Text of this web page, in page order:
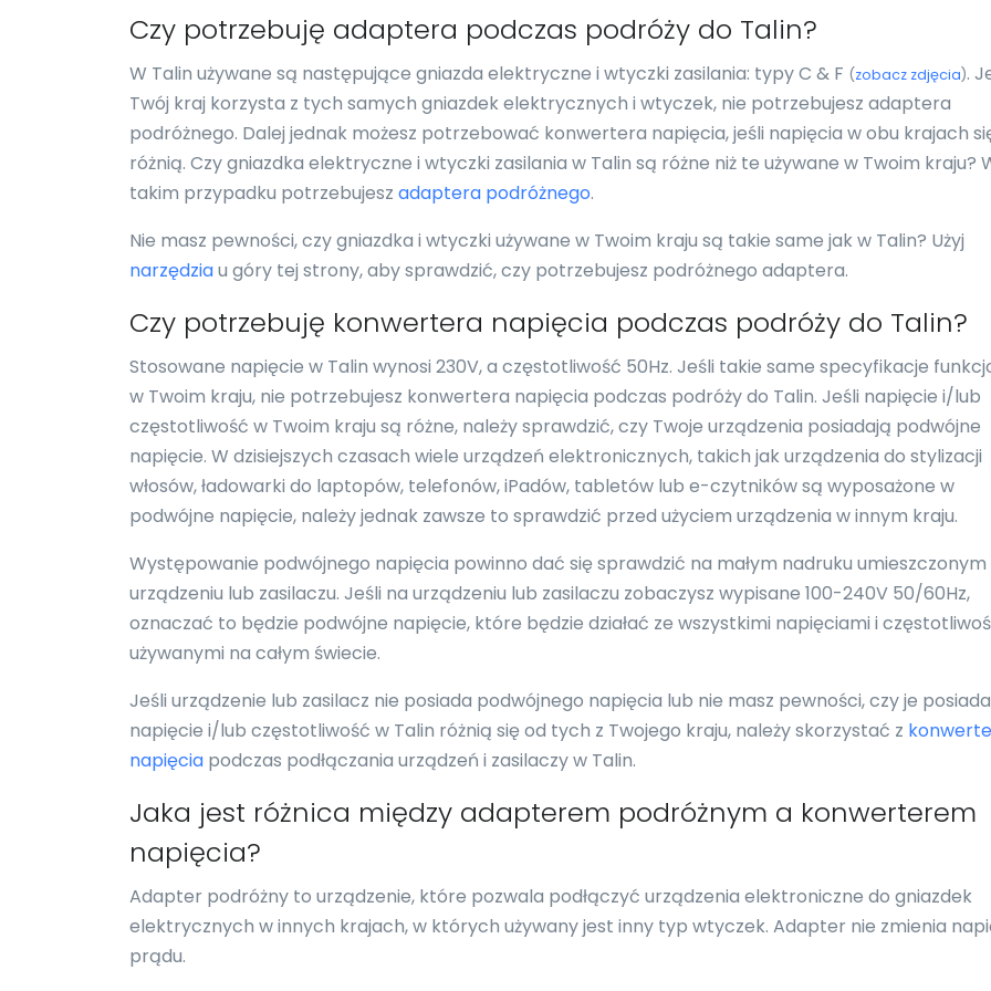
Czy potrzebuję adaptera podczas podróży do Talin?
W Talin używane są następujące gniazda elektryczne i wtyczki zasilania: typy C & F (zobacz zdjęcia).
Twój kraj korzysta z tych samych gniazdek elektrycznych i wtyczek, nie potrzebujesz adaptera
podróżnego. Dalej jednak możesz potrzebować konwertera napięcia, jeśli napięcia w obu krajach
różnią. Czy gniazdka elektryczne i wtyczki zasilania w Talin są różne niż te używane w Twoim kraju?
takim przypadku potrzebujesz adaptera podróżnego.
Nie masz pewności, czy gniazdka i wtyczki używane w Twoim kraju są takie same jak w Talin? Użyj
narzędziau góry tej strony, aby sprawdzić, czy potrzebujesz podróżnego adaptera.
Czy potrzebuję konwertera napięcia podczas podróży do Talin?
Stosowane napięcie w Talin wynosi 230V, a częstotliwość 50Hz. Jeśli takie same specyfikacje
w Twoim kraju, nie potrzebujesz konwertera napięcia podczas podróży do Talin. Jeśli napięcie i/lub
częstotliwość w Twoim kraju są różne, należy sprawdzić, czy Twoje urządzenia posiadają podwójne
napięcie. W dzisiejszych czasach wiele urządzeń elektronicznych, takich jak urządzenia do stylizacji
włosów, ładowarki do laptopów, telefonów, iPadów, tabletów lub e-czytników są wyposażone w
podwójne napięcie, należy jednak zawsze to sprawdzić przed użyciem urządzenia w innym kraju.
Występowanie podwójnego napięcia powinno dać się sprawdzić na małym nadruku umieszczonym
urządzeniu lub zasilaczu. Jeśli na urządzeniu lub zasilaczu zobaczysz wypisane 100-240V 50/60Hz,
oznaczać to będzie podwójne napięcie, które będzie działać ze wszystkimi napięciami i
używanymi na całym świecie.
Jeśli urządzenie lub zasilacz nie posiada podwójnego napięcia lub nie masz pewności, czy je
napięcie i/lub częstotliwość w Talin różnią się od tych z Twojego kraju, należy skorzystać z
napięcia podczas podłączania urządzeń i zasilaczy w Talin.
Jaka jest różnica między adapterem podróżnym a konwerterem
napięcia?
Adapter podróżny to urządzenie, które pozwala podłączyć urządzenia elektroniczne do gniazdek
elektrycznych w innych krajach, w których używany jest inny typ wtyczek. Adapter nie zmienia
prądu.